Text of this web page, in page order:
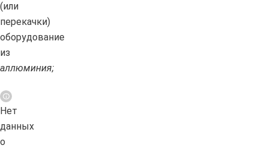
(или
перекачки)
оборудование
из
аллюминия;
Нет
данных
о